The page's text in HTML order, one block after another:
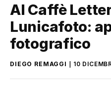
Al Caffè
Lunicafoto:
fotografico
DIEGO REMAGGI 10